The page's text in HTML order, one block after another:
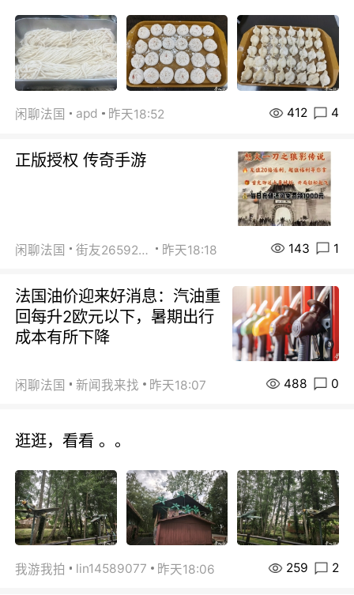
闲聊法国 apd 昨天18:52 412 4
正版授权 传奇手游
闲聊法国 街友26592800 昨天18:18 143 1
法国油价迎来好消息：汽油重
回每升2欧元以下，暑期出行
成本有所下降
闲聊法国 新闻我来找 昨天18:07 488 0
逛逛，看看 。。
我游我拍 lin14589077 昨天18:06 259 2